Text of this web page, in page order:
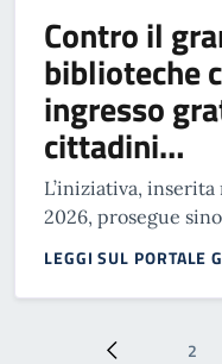
Contro il
biblioteche
ingresso
cittadini…
L’iniziativa, inserita
2026, prosegue
LEGGI SUL PORTALE
Paginazione 2